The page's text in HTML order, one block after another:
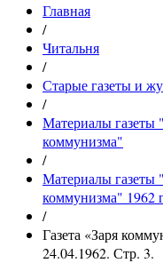
Главная
/
Читальня
/
Старые газеты и
/
Материалы газеты
коммунизма"
/
Материалы газеты
коммунизма" 1962
/
Газета «Заря
24.04.1962. Стр. 3.